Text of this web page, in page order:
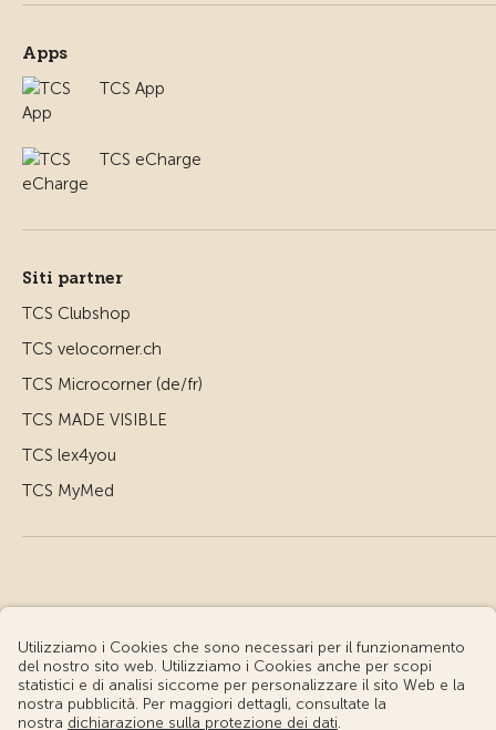
Apps
TCS App
TCS eCharge
Siti partner
TCS Clubshop
TCS velocorner.ch
TCS Microcorner (de/fr)
TCS MADE VISIBLE
TCS lex4you
TCS MyMed